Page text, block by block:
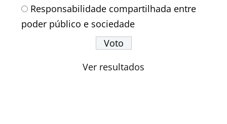
Responsabilidade compartilhada entre
poder público e sociedade
Ver resultados